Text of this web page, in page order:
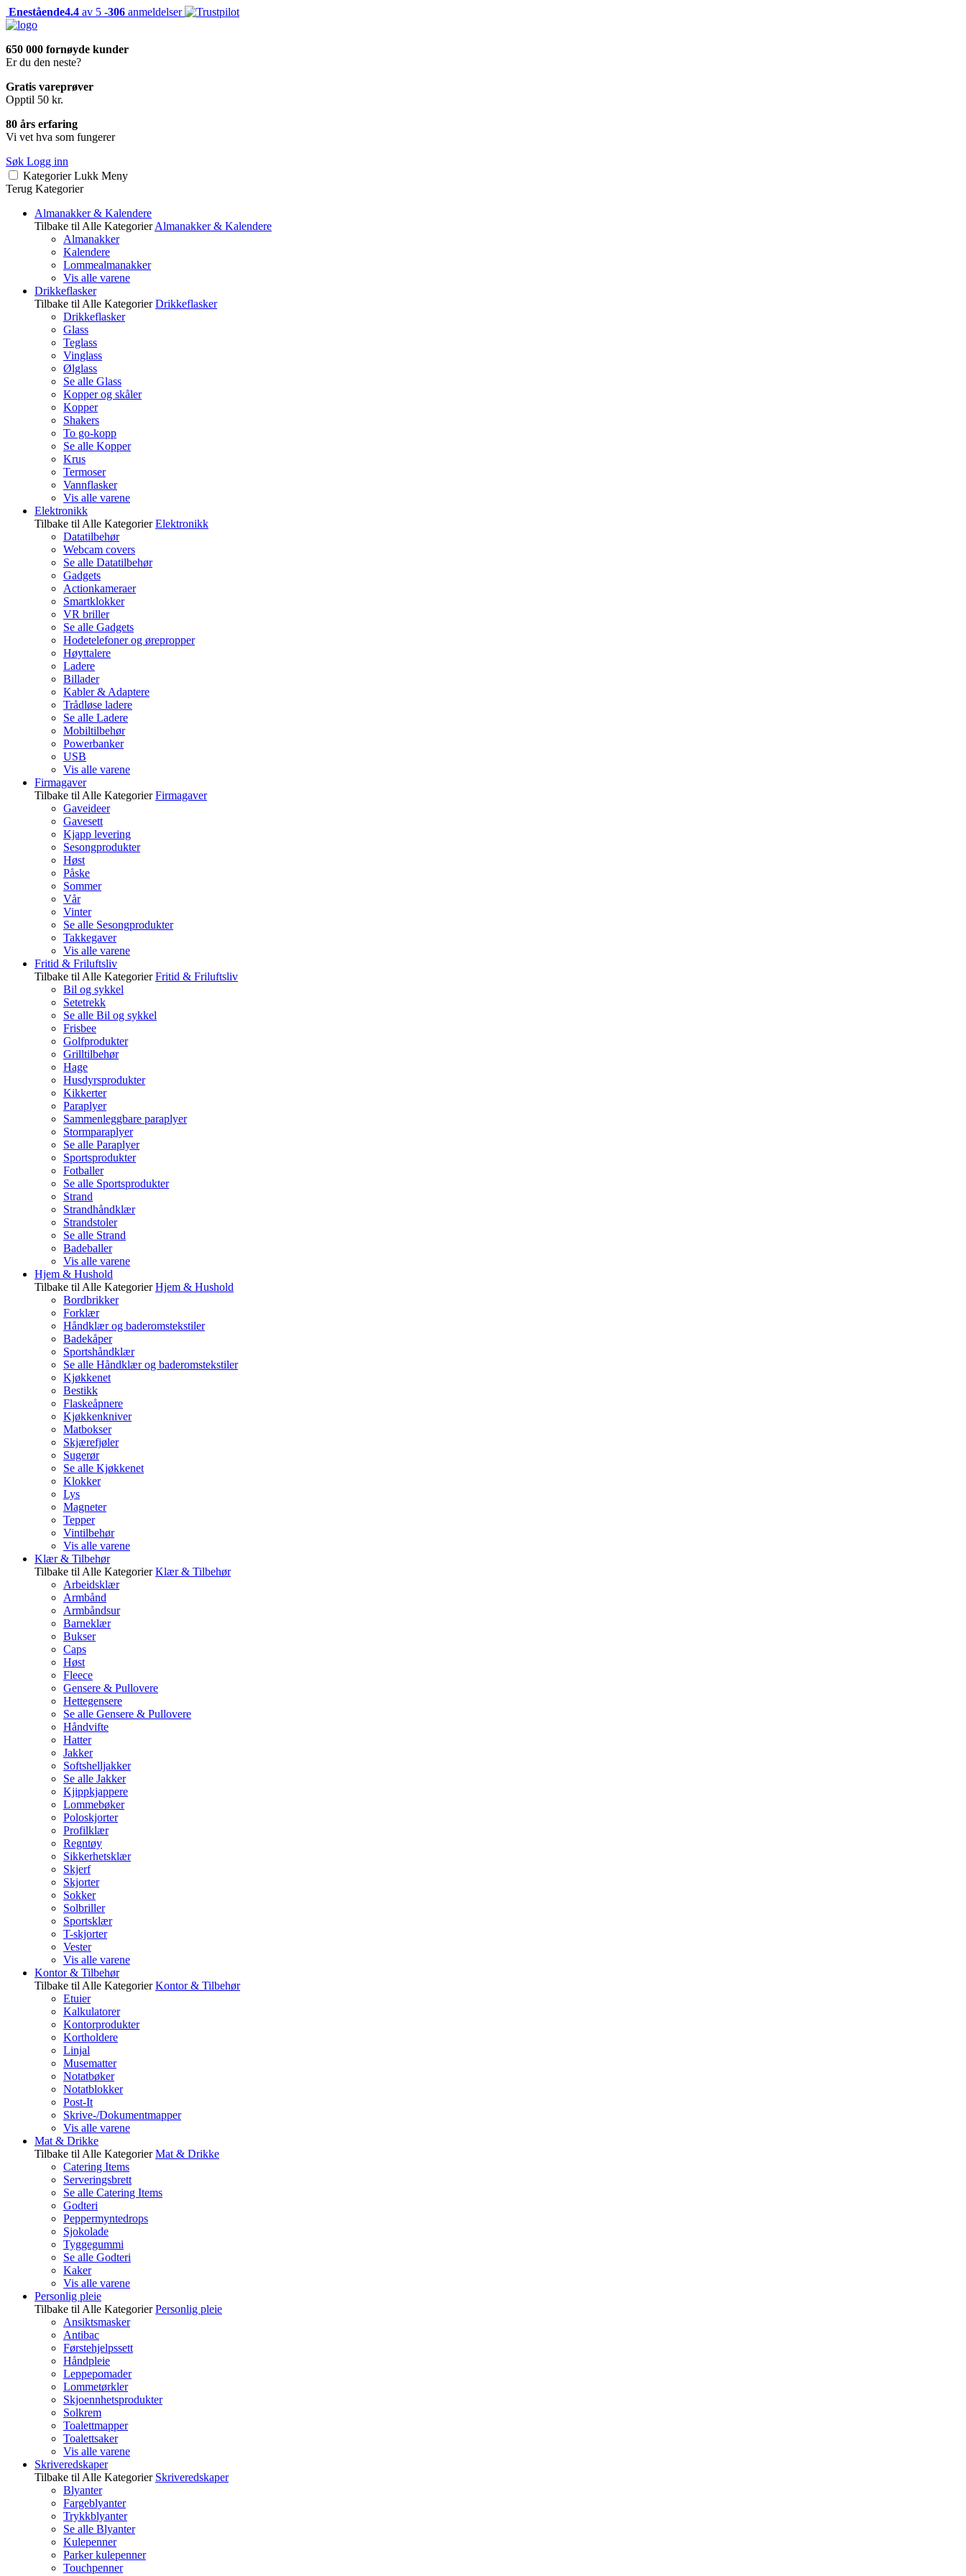
Enestående4.4 av 5 -306 anmeldelser
650 000 fornøyde kunder
Er du den neste?
Gratis vareprøver
Opptil 50 kr.
80 års erfaring
Vi vet hva som fungerer
Søk Logg inn
Kategorier Lukk Meny
Terug Kategorier
Almanakker & Kalendere
Tilbake til Alle Kategorier Almanakker & Kalendere
Almanakker
Kalendere
Lommealmanakker
Vis alle varene
Drikkeflasker
Tilbake til Alle Kategorier Drikkeflasker
Drikkeflasker
Glass
Teglass
Vinglass
Ølglass
Se alle Glass
Kopper og skåler
Kopper
Shakers
To go-kopp
Se alle Kopper
Krus
Termoser
Vannflasker
Vis alle varene
Elektronikk
Tilbake til Alle Kategorier Elektronikk
Datatilbehør
Webcam covers
Se alle Datatilbehør
Gadgets
Actionkameraer
Smartklokker
VR briller
Se alle Gadgets
Hodetelefoner og ørepropper
Høyttalere
Ladere
Billader
Kabler & Adaptere
Trådløse ladere
Se alle Ladere
Mobiltilbehør
Powerbanker
USB
Vis alle varene
Firmagaver
Tilbake til Alle Kategorier Firmagaver
Gaveideer
Gavesett
Kjapp levering
Sesongprodukter
Høst
Påske
Sommer
Vår
Vinter
Se alle Sesongprodukter
Takkegaver
Vis alle varene
Fritid & Friluftsliv
Tilbake til Alle Kategorier Fritid & Friluftsliv
Bil og sykkel
Setetrekk
Se alle Bil og sykkel
Frisbee
Golfprodukter
Grilltilbehør
Hage
Husdyrsprodukter
Kikkerter
Paraplyer
Sammenleggbare paraplyer
Stormparaplyer
Se alle Paraplyer
Sportsprodukter
Fotballer
Se alle Sportsprodukter
Strand
Strandhåndklær
Strandstoler
Se alle Strand
Badeballer
Vis alle varene
Hjem & Hushold
Tilbake til Alle Kategorier Hjem & Hushold
Bordbrikker
Forklær
Håndklær og baderomstekstiler
Badekåper
Sportshåndklær
Se alle Håndklær og baderomstekstiler
Kjøkkenet
Bestikk
Flaskeåpnere
Kjøkkenkniver
Matbokser
Skjærefjøler
Sugerør
Se alle Kjøkkenet
Klokker
Lys
Magneter
Tepper
Vintilbehør
Vis alle varene
Klær & Tilbehør
Tilbake til Alle Kategorier Klær & Tilbehør
Arbeidsklær
Armbånd
Armbåndsur
Barneklær
Bukser
Caps
Høst
Fleece
Gensere & Pullovere
Hettegensere
Se alle Gensere & Pullovere
Håndvifte
Hatter
Jakker
Softshelljakker
Se alle Jakker
Kjippkjappere
Lommebøker
Poloskjorter
Profilklær
Regntøy
Sikkerhetsklær
Skjerf
Skjorter
Sokker
Solbriller
Sportsklær
T-skjorter
Vester
Vis alle varene
Kontor & Tilbehør
Tilbake til Alle Kategorier Kontor & Tilbehør
Etuier
Kalkulatorer
Kontorprodukter
Kortholdere
Linjal
Musematter
Notatbøker
Notatblokker
Post-It
Skrive-/Dokumentmapper
Vis alle varene
Mat & Drikke
Tilbake til Alle Kategorier Mat & Drikke
Catering Items
Serveringsbrett
Se alle Catering Items
Godteri
Peppermyntedrops
Sjokolade
Tyggegummi
Se alle Godteri
Kaker
Vis alle varene
Personlig pleie
Tilbake til Alle Kategorier Personlig pleie
Ansiktsmasker
Antibac
Førstehjelpssett
Håndpleie
Leppepomader
Lommetørkler
Skjoennhetsprodukter
Solkrem
Toalettmapper
Toalettsaker
Vis alle varene
Skriveredskaper
Tilbake til Alle Kategorier Skriveredskaper
Blyanter
Fargeblyanter
Trykkblyanter
Se alle Blyanter
Kulepenner
Parker kulepenner
Touchpenner